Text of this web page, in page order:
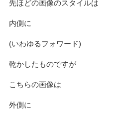
先ほどの画像のスタイルは
内側に
(いわゆるフォワード)
乾かしたものですが
こちらの画像は
外側に